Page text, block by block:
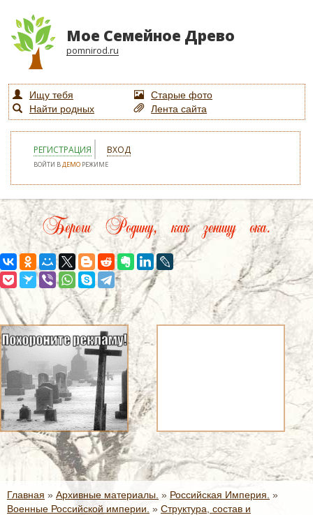
Мое Семейное Древо
pomnirod.ru
Ищу тебя
Старые фото
Найти родных
Лента сайта
РЕГИСТРАЦИЯ ВХОД
ВОЙТИ ВДЕМО РЕЖИМЕ
Береги Родину, как зеницу ока.
Главная » Архивные материалы. » Российская Империя. »
Военные Российской империи. » Структура, состав и